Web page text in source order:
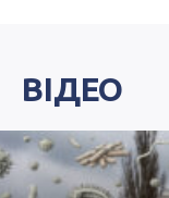
ВІДЕО